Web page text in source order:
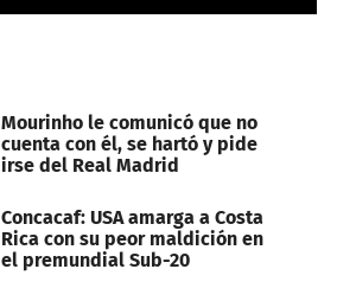
Mourinho le comunicó que no
cuenta con él, se hartó y pide
irse del Real Madrid
Concacaf: USA amarga a Costa
Rica con su peor maldición en
el premundial Sub-20